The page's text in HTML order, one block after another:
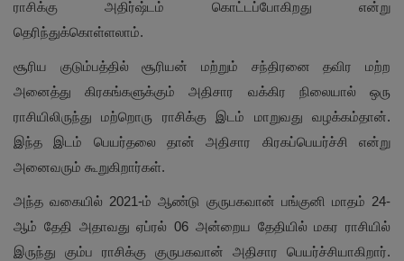
ராசிக்கு அதிர்ஷ்டம் கொட்டப்போகிறது என்று
தெரிந்துக்கொள்ளலாம்.
சூரிய குடும்பத்தில் சூரியன் மற்றும் சந்திரனை தவிர மற்ற
அனைத்து கிரகங்களுக்கும் அதிசார வக்கிர நிலையால் ஒரு
ராசியிலிருந்து மற்றொரு ராசிக்கு இடம் மாறுவது வழக்கம்தான்.
இந்த இடம் பெயர்தலை தான் அதிசார கிரகப்பெயர்ச்சி என்று
அனைவரும் கூறுகிறார்கள்.
அந்த வகையில் 2021-ம் ஆண்டு குருபகவான் பங்குனி மாதம் 24-
ஆம் தேதி அதாவது ஏப்ரல் 06 அன்றைய தேதியில் மகர ராசியில்
இருந்து கும்ப ராசிக்கு குருபகவான் அதிசார பெயர்ச்சியாகிறார்.